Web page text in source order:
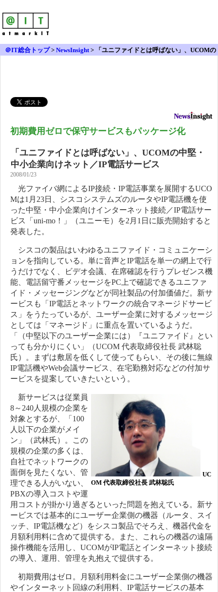
＠IT総合トップ> NewsInsight>
「ユニファイドとは呼ばない」、UCOMの
初期費用ゼロで保守サービスもパッケージ化
「ユニファイドとは呼ばない」、UCOMの中堅・
中小企業向けネット／IP電話サービス
2008/01/23
光ファイバ網によるIP接続・IP電話事業を展開するUCO
Mは1月23日、シスコシステムズのルータやIP電話機を使
った中堅・中小企業向けインターネット接続／IP電話サー
ビス「uni-mo！」（ユニーモ）を2月1日に販売開始すると
発表した。
シスコの製品はいわゆるユニファイド・コミュニケーシ
ョンを指向している。単に音声とIP電話を単一の網上で行
うだけでなく、ビデオ会議、在席確認を行うプレゼンス機
能、電話留守番メッセージをPC上で確認できるユニファ
イド・メッセージングなどが同社製品の付加価値だ。新サ
ービスも「IP電話とネットワークの統合マネージドサービ
ス」をうたっているが、ユーザー企業に対するメッセージ
としては「マネージド」に重点を置いているようだ。
「（中堅以下のユーザー企業には）『ユニファイド』とい
っても分かりにくい」（UCOM 代表取締役社長 武林聡
氏）。まずは敷居を低くして使ってもらい、その後に無線
IP電話機やWeb会議サービス、在宅勤務対応などの付加サ
ービスを提案していきたいという。
UC
OM 代表取締役社長 武林聡氏
新サービスは従業員
8～240人規模の企業を
対象とするが、「100
人以下の企業がメイ
ン」（武林氏）。この
規模の企業の多くは、
自社でネットワークの
面倒を見たくない、管
理できる人がいない、
PBXの導入コストや運
用コストが掛かり過ぎるといった問題を抱えている。新サ
ービスでは基本的にユーザー企業側の機器（ルータ、スイ
ッチ、IP電話機など）をシスコ製品でそろえ、機器代金を
月額利用料に含めて提供する。また、これらの機器の遠隔
操作機能を活用し、UCOMがIP電話とインターネット接続
の導入、運用、管理を丸抱えで提供する。
初期費用はゼロ。月額利用料金にユーザー企業側の機器
やインターネット回線の利用料、IP電話サービスの基本